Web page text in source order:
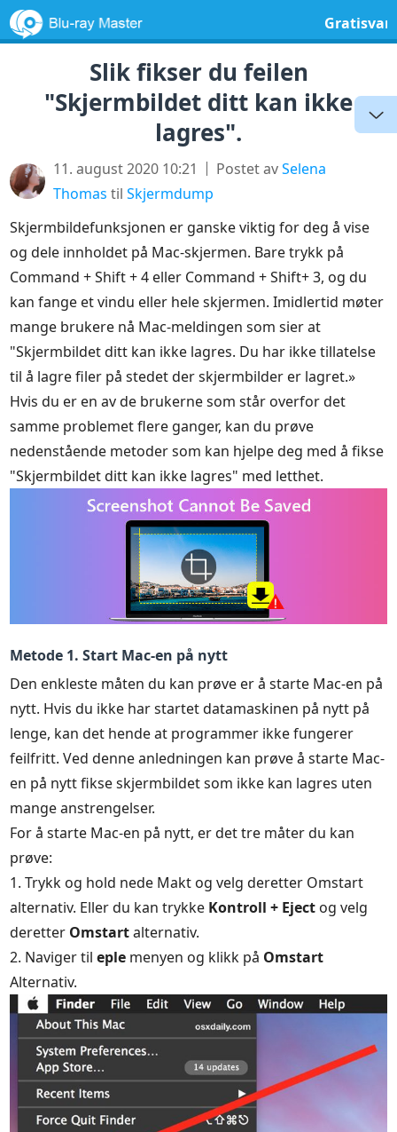
Slik fikser du feilen
"Skjermbildet ditt kan ikke
lagres".
11. august 2020 10:21 Postet avSelena
Thomas tilSkjermdump
Skjermbildefunksjonen er ganske viktig for deg å vise
og dele innholdet på Mac-skjermen. Bare trykk på
Command + Shift + 4 eller Command + Shift+ 3, og du
kan fange et vindu eller hele skjermen. Imidlertid møter
mange brukere nå Mac-meldingen som sier at
"Skjermbildet ditt kan ikke lagres. Du har ikke tillatelse
til å lagre filer på stedet der skjermbilder er lagret.»
Hvis du er en av de brukerne som står overfor det
samme problemet flere ganger, kan du prøve
nedenstående metoder som kan hjelpe deg med å fikse
"Skjermbildet ditt kan ikke lagres" med letthet.
Metode 1. Start Mac-en på nytt
Den enkleste måten du kan prøve er å starte Mac-en på
nytt. Hvis du ikke har startet datamaskinen på nytt på
lenge, kan det hende at programmer ikke fungerer
feilfritt. Ved denne anledningen kan prøve å starte Mac-
en på nytt fikse skjermbildet som ikke kan lagres uten
mange anstrengelser.
For å starte Mac-en på nytt, er det tre måter du kan
prøve:
1. Trykk og hold nede Makt og velg deretter Omstart
alternativ. Eller du kan trykke Kontroll + Eject og velg
deretter Omstartalternativ.
2. Naviger tileple menyen og klikk på Omstart
Alternativ.